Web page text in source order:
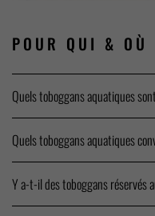
POUR QUI & OÙ
Quels toboggans aquatiques
Quels toboggans aquatiques
Y a-t-il des toboggans réservés